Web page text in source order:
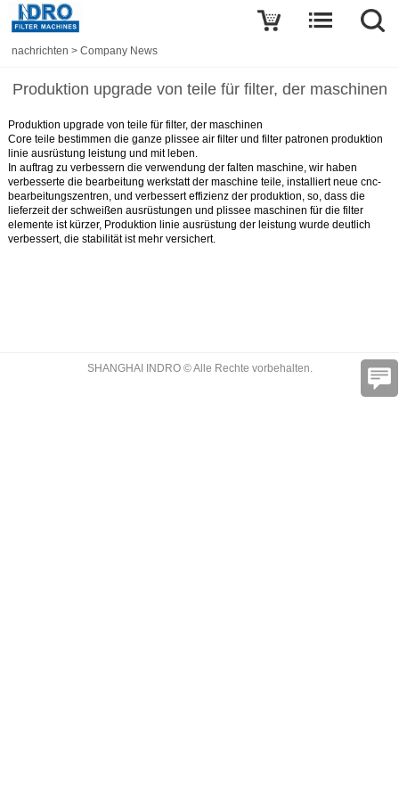
nachrichten >Company News
Produktion upgrade von teile für filter, der maschinen
Produktion upgrade von teile für filter, der maschinen
Core teile bestimmen die ganze plissee air filter und filter patronen produktion
linie ausrüstung leistung und mit leben.
In auftrag zu verbessern die verwendung der falten maschine, wir haben
verbesserte die bearbeitung werkstatt der maschine teile, installiert neue cnc-
bearbeitungszentren, und verbessert effizienz der produktion, so, dass die
lieferzeit der schweißen ausrüstungen und plissee maschinen für die filter
elemente ist kürzer, Produktion linie ausrüstung der leistung wurde deutlich
verbessert, die stabilität ist mehr versichert.
SHANGHAI INDRO © Alle Rechte vorbehalten.